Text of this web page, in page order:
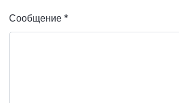
Сообщение *